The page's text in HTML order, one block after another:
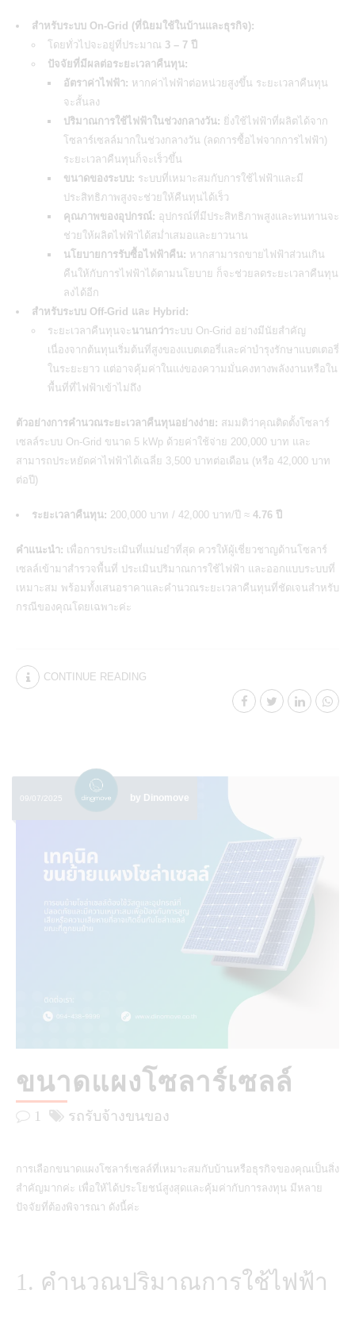
สำหรับระบบ On-Grid (ที่นิยมใช้ในบ้านและธุรกิจ):
โดยทั่วไปจะอยู่ที่ประมาณ 3 – 7 ปี
ปัจจัยที่มีผลต่อระยะเวลาคืนทุน:
อัตราค่าไฟฟ้า: หากค่าไฟฟ้าต่อหน่วยสูงขึ้น ระยะเวลาคืนทุน
จะสั้นลง
ปริมาณการใช้ไฟฟ้าในช่วงกลางวัน: ยิ่งใช้ไฟฟ้าที่ผลิตได้จาก
โซลาร์เซลล์มากในช่วงกลางวัน (ลดการซื้อไฟจากการไฟฟ้า)
ระยะเวลาคืนทุนก็จะเร็วขึ้น
ขนาดของระบบ: ระบบที่เหมาะสมกับการใช้ไฟฟ้าและมี
ประสิทธิภาพสูงจะช่วยให้คืนทุนได้เร็ว
คุณภาพของอุปกรณ์: อุปกรณ์ที่มีประสิทธิภาพสูงและทนทานจะ
ช่วยให้ผลิตไฟฟ้าได้สม่ำเสมอและยาวนาน
นโยบายการรับซื้อไฟฟ้าคืน: หากสามารถขายไฟฟ้าส่วนเกิน
คืนให้กับการไฟฟ้าได้ตามนโยบาย ก็จะช่วยลดระยะเวลาคืนทุน
ลงได้อีก
สำหรับระบบ Off-Grid และ Hybrid:
ระยะเวลาคืนทุนจะนานกว่าระบบ On-Grid อย่างมีนัยสำคัญ
เนื่องจากต้นทุนเริ่มต้นที่สูงของแบตเตอรี่และค่าบำรุงรักษาแบตเตอรี่
ในระยะยาว แต่อาจคุ้มค่าในแง่ของความมั่นคงทางพลังงานหรือใน
พื้นที่ที่ไฟฟ้าเข้าไม่ถึง
ตัวอย่างการคำนวณระยะเวลาคืนทุนอย่างง่าย: สมมติว่าคุณติดตั้งโซลาร์
เซลล์ระบบ On-Grid ขนาด 5 kWp ด้วยค่าใช้จ่าย 200,000 บาท และ
สามารถประหยัดค่าไฟฟ้าได้เฉลี่ย 3,500 บาทต่อเดือน (หรือ 42,000 บาท
ต่อปี)
ระยะเวลาคืนทุน: 200,000 บาท / 42,000 บาท/ปี ≈ 4.76 ปี
คำแนะนำ: เพื่อการประเมินที่แม่นยำที่สุด ควรให้ผู้เชี่ยวชาญด้านโซลาร์
เซลล์เข้ามาสำรวจพื้นที่ ประเมินปริมาณการใช้ไฟฟ้า และออกแบบระบบที่
เหมาะสม พร้อมทั้งเสนอราคาและคำนวณระยะเวลาคืนทุนที่ชัดเจนสำหรับ
กรณีของคุณโดยเฉพาะค่ะ
CONTINUE READING
09/07/2025 by Dinomove
ขนาดแผงโซลาร์เซลล์
1 รถรับจ้างขนของ
การเลือกขนาดแผงโซลาร์เซลล์ที่เหมาะสมกับบ้านหรือธุรกิจของคุณเป็นสิ่ง
สำคัญมากค่ะ เพื่อให้ได้ประโยชน์สูงสุดและคุ้มค่ากับการลงทุน มีหลาย
ปัจจัยที่ต้องพิจารณา ดังนี้ค่ะ
1. คำนวณปริมาณการใช้ไฟฟ้า